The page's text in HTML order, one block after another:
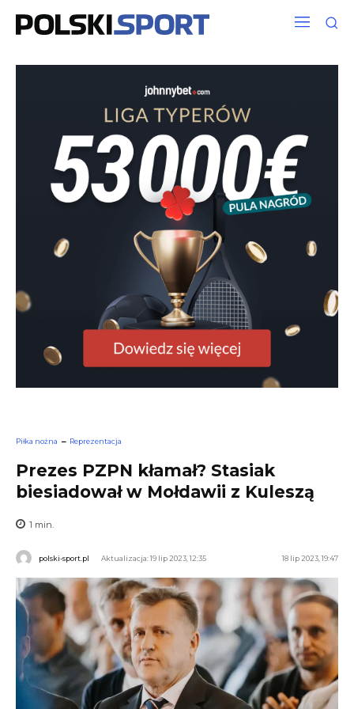
Piłka nożna Reprezentacja
Prezes PZPN kłamał? Stasiak
biesiadował w Mołdawii z Kuleszą
1 min.
polski-sport.pl Aktualizacja: 19 lip 2023, 12:35 18 lip 2023, 19:47